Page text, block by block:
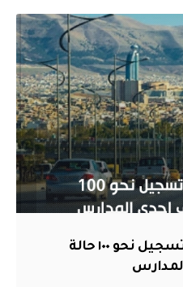
صحة السليمانية تعلن تسجيل نحو ١٠٠ حالة